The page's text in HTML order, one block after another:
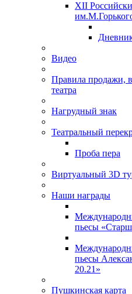
XII
Видео
Правила продажи,
театра
Нагрудный знак
Театральный
Проба пера
Виртуальный 3D
Наши награды
пьесы
пьесы
20.21»
Пушкинская карта